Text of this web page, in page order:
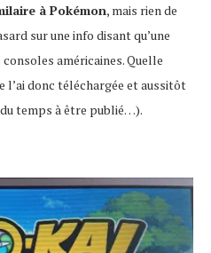
à Pokémon, mais rien de
sur une info disant qu’une
américaines. Quelle
l’ai donc téléchargée et aussitôt
temps à être publié…).